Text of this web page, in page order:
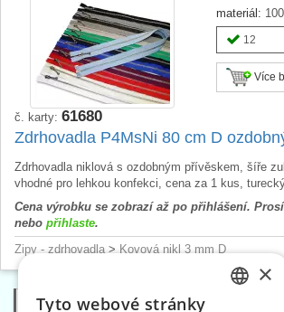
materiál:
12
Více
č. karty: 61680
Zdrhovadla P4MsNi 80 cm D
Zdrhovadla niklová s ozdobným přívěskem, šíře
vhodné pro lehkou konfekci, cena za 1 kus,
Cena výrobku se zobrazí až po přihlášení.
nebo přihlaste.
Zipy - zdrhovadla > Kovová nikl 3 mm D
Kategorie
×
Tyto webové stránky